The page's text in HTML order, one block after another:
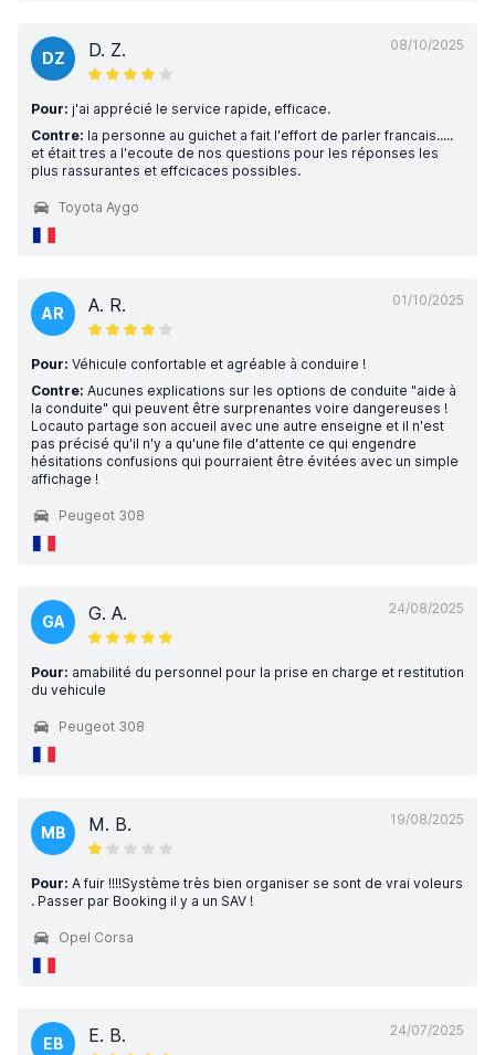
08/10/2025
DZ D. Z.
Pour: j'ai apprécié le service rapide, efficace.
Contre: la personne au guichet a fait l'effort de parler francais.....
et était tres a l'ecoute de nos questions pour les réponses les
plus rassurantes et effcicaces possibles.
Toyota Aygo
01/10/2025
AR A. R.
Pour: Véhicule confortable et agréable à conduire !
Contre: Aucunes explications sur les options de conduite "aide à
la conduite" qui peuvent être surprenantes voire dangereuses !
Locauto partage son accueil avec une autre enseigne et il n'est
pas précisé qu'il n'y a qu'une file d'attente ce qui engendre
hésitations confusions qui pourraient être évitées avec un simple
affichage !
Peugeot 308
24/08/2025
GA G. A.
Pour: amabilité du personnel pour la prise en charge et restitution
du vehicule
Peugeot 308
19/08/2025
MB M. B.
Pour: A fuir !!!!Système très bien organiser se sont de vrai voleurs
. Passer par Booking il y a un SAV !
Opel Corsa
24/07/2025
EB E. B.